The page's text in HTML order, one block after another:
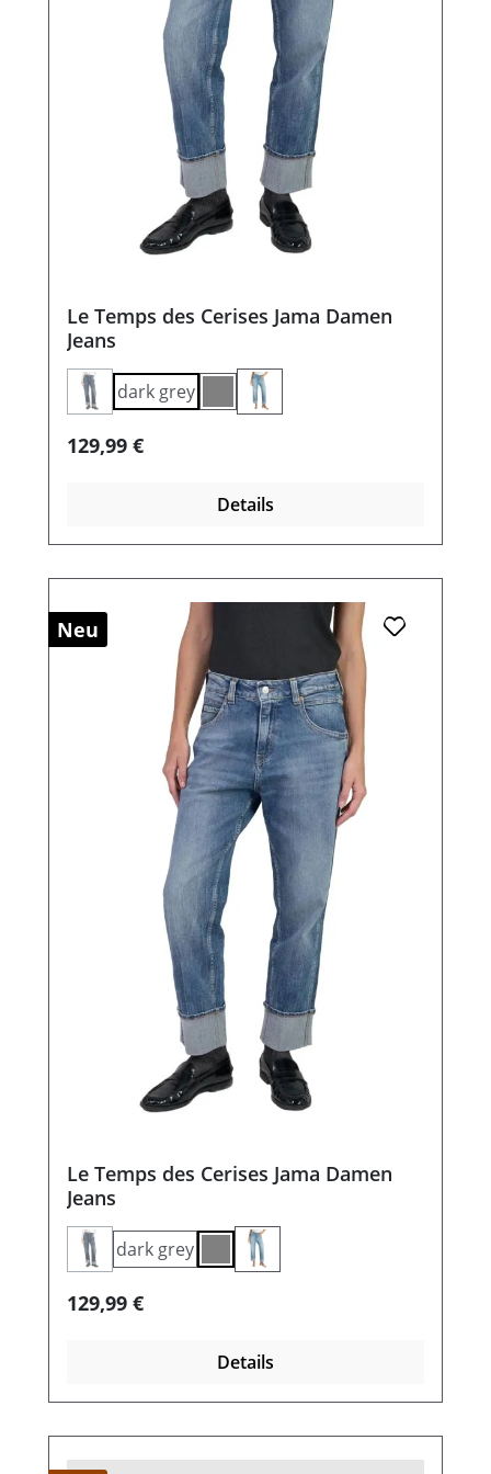
Le Temps des Cerises Jama Damen
Jeans
(Diese Option ist zurzeit nicht verfügbar.)
dark grey
grey
Regulärer Preis:
129,99 €
Details
Neu
Le Temps des Cerises Jama Damen
Jeans
(Diese Option ist zurzeit nicht verfügbar.)
dark grey
grey
Regulärer Preis:
129,99 €
Details